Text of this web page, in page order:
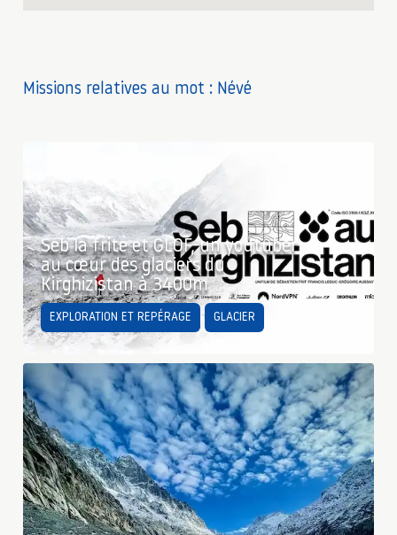
Missions relatives au mot : Névé
Seb la frite et GLOF, un youtuber
au cœur des glaciers du
Kirghizistan à 3400m
EXPLORATION ET REPÉRAGE GLACIER